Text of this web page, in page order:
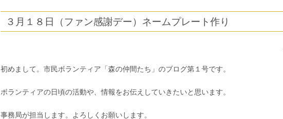
３月１８日（ファン感謝デー）ネームプレート作り
初めまして。市民ボランティア「森の仲間たち」のブログ第１号です。
ボランティアの日頃の活動や、情報をお伝えしていきたいと思います。
事務局が担当します。よろしくお願いします。